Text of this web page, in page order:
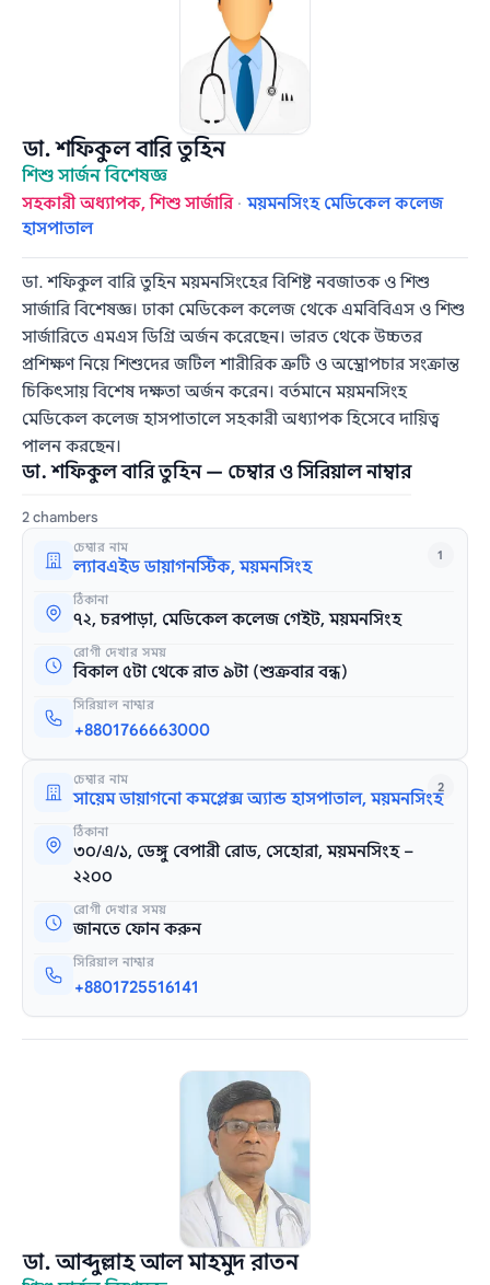
ডা. শফিকুল বারি তুহিন
শিশু সার্জন বিশেষজ্ঞ
সহকারী অধ্যাপক, শিশু সার্জারি ·ময়মনসিংহ মেডিকেল কলেজ
হাসপাতাল
ডা. শফিকুল বারি তুহিন ময়মনসিংহের বিশিষ্ট নবজাতক ও শিশু
সার্জারি বিশেষজ্ঞ। ঢাকা মেডিকেল কলেজ থেকে এমবিবিএস ও শিশু
সার্জারিতে এমএস ডিগ্রি অর্জন করেছেন। ভারত থেকে উচ্চতর
প্রশিক্ষণ নিয়ে শিশুদের জটিল শারীরিক ত্রুটি ও অস্ত্রোপচার সংক্রান্ত
চিকিৎসায় বিশেষ দক্ষতা অর্জন করেন। বর্তমানে ময়মনসিংহ
মেডিকেল কলেজ হাসপাতালে সহকারী অধ্যাপক হিসেবে দায়িত্ব
পালন করছেন।
ডা. শফিকুল বারি তুহিন — চেম্বার ও সিরিয়াল নাম্বার
2 chambers
1
চেম্বার নাম
ল্যাবএইড ডায়াগনস্টিক, ময়মনসিংহ
ঠিকানা
৭২, চরপাড়া, মেডিকেল কলেজ গেইট, ময়মনসিংহ
রোগী দেখার সময়
বিকাল ৫টা থেকে রাত ৯টা (শুক্রবার বন্ধ)
সিরিয়াল নাম্বার
+8801766663000
2
চেম্বার নাম
সায়েম ডায়াগনো কমপ্লেক্স অ্যান্ড হাসপাতাল, ময়মনসিংহ
ঠিকানা
৩০/এ/১, ডেঙ্গু বেপারী রোড, সেহোরা, ময়মনসিংহ –
২২০০
রোগী দেখার সময়
জানতে ফোন করুন
সিরিয়াল নাম্বার
+8801725516141
ডা. আব্দুল্লাহ আল মাহমুদ রাতন